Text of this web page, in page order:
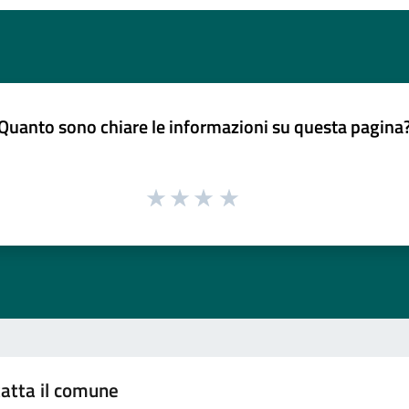
sono chiare le informazioni su questa
il comune